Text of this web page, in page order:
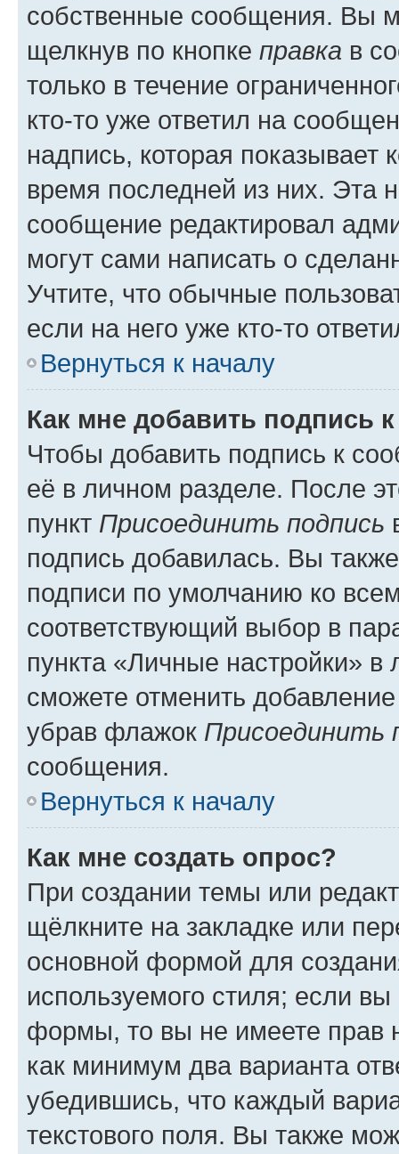
собственные сообщения. Вы
щелкнув по кнопке правка в
только в течение
кто-то уже ответил на
надпись, которая показывает
время последней из них. Эта
сообщение редактировал
могут сами написать о
Учтите, что обычные
если на него уже кто-то
Вернуться к началу
Как мне добавить подпись
Чтобы добавить подпись к
её в личном разделе. После
пункт Присоединить подпись
подпись добавилась. Вы
подписи по умолчанию ко
соответствующий выбор в
пункта «Личные настройки»
сможете отменить
убрав флажок Присоединить
сообщения.
Вернуться к началу
Как мне создать опрос?
При создании темы или
щёлкните на закладке или
основной формой для
используемого стиля; если
формы, то вы не имеете прав
как минимум два варианта
убедившись, что каждый
текстового поля. Вы также